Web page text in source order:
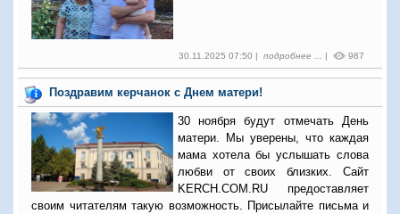
30.11.2025 07:50 | подробнее ... | 987
Поздравим керчанок с Днем матери!
30 ноября будут отмечать День
матери. Мы уверены, что каждая
мама хотела бы услышать слова
любви от своих близких. Сайт
KERCH.COM.RU предоставляет
своим читателям такую возможность. Присылайте письма и